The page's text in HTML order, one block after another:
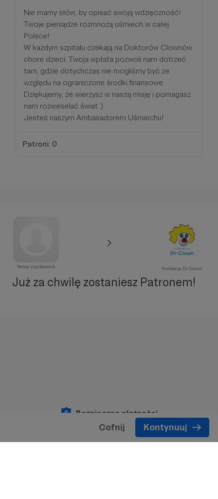
Nie mamy słów, by opisać swoją wdzięczność!
Twoje pieniądze rozmnożą uśmiech w całej
Polsce!
W każdym szpitalu czekają na Doktorów Clownów
chore dzieci. Twoja wpłata pozwoli nam dotrzeć
tam, gdzie dotychczas nie mogliśmy być ze
względu na ograniczone środki finansowe.
Dziękujemy, że wierzysz w naszą misję i pomagasz
nam rozweselać świat :)
Jesteś naszym Ambasadorem Uśmiechu!
Patroni: 0
Cofnij Kontynuuj
Nowy użytkownik Fundacja Dr Clown
Już za chwilę zostaniesz Patronem!
Bezpieczne płatności